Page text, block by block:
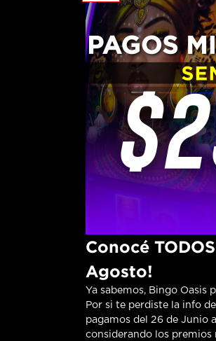
Conocé
Agosto!
Ya sabemos, Bingo
Por si te perdiste la info
pagamos del 26 de Junio
considerando los premios